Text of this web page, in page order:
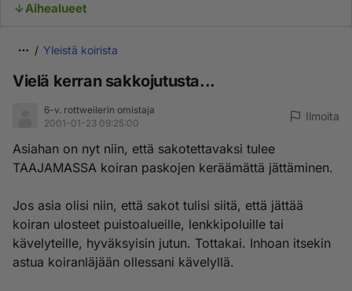
Aihealueet
Yleistä koirista
Vielä kerran sakkojutusta...
6-v. rottweilerin omistaja
2001-01-23 09:25:00
Ilmoita
Asiahan on nyt niin, että sakotettavaksi tulee
TAAJAMASSA koiran paskojen keräämättä jättäminen.
Jos asia olisi niin, että sakot tulisi siitä, että jättää
koiran ulosteet puistoalueille, lenkkipoluille tai
kävelyteille, hyväksyisin jutun. Tottakai. Inhoan itsekin
astua koiranläjään ollessani kävelyllä.